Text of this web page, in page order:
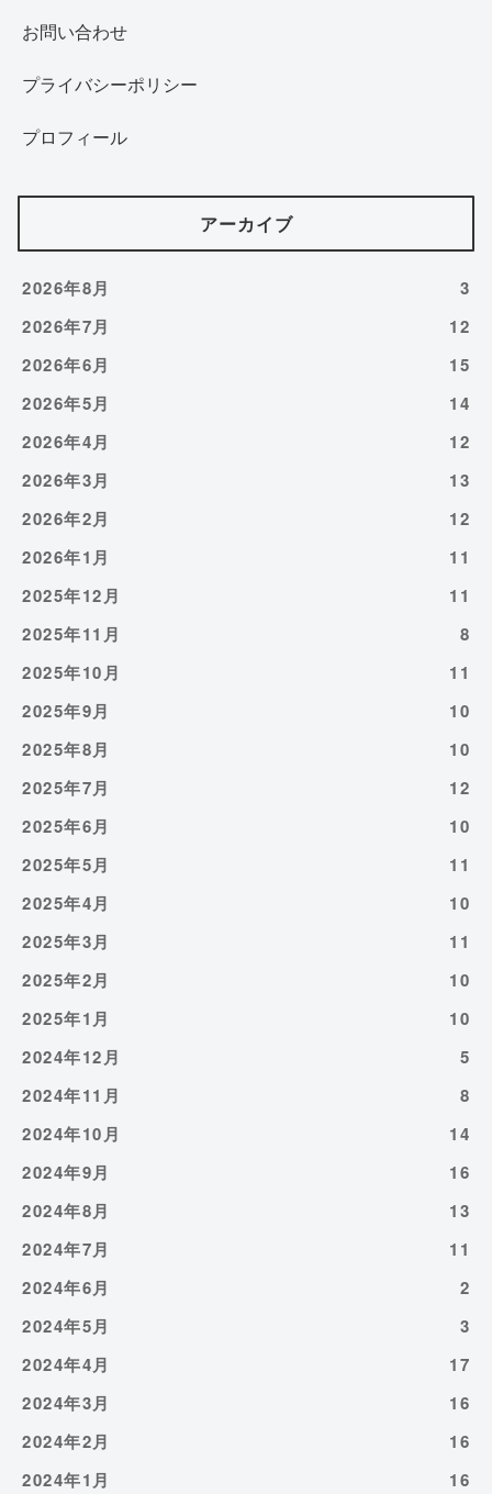
お問い合わせ
プライバシーポリシー
プロフィール
アーカイブ
2026年8月
3
2026年7月
12
2026年6月
15
2026年5月
14
2026年4月
12
2026年3月
13
2026年2月
12
2026年1月
11
2025年12月
11
2025年11月
8
2025年10月
11
2025年9月
10
2025年8月
10
2025年7月
12
2025年6月
10
2025年5月
11
2025年4月
10
2025年3月
11
2025年2月
10
2025年1月
10
2024年12月
5
2024年11月
8
2024年10月
14
2024年9月
16
2024年8月
13
2024年7月
11
2024年6月
2
2024年5月
3
2024年4月
17
2024年3月
16
2024年2月
16
2024年1月
16